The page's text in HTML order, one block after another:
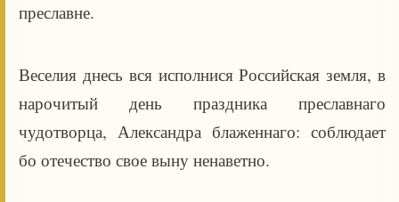
преславне.
Веселия днесь вся исполнися Российская земля, в
нарочитый день праздника преславнаго
чудотворца, Александра блаженнаго: соблюдает
бо отечество свое выну ненаветно.